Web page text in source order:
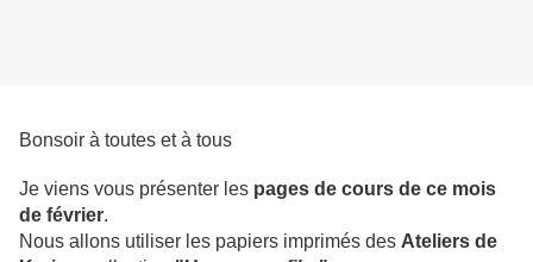
Bonsoir à toutes et à tous
Je viens vous présenter les pages de cours de ce mois
de février.
Nous allons utiliser les papiers imprimés des Ateliers de